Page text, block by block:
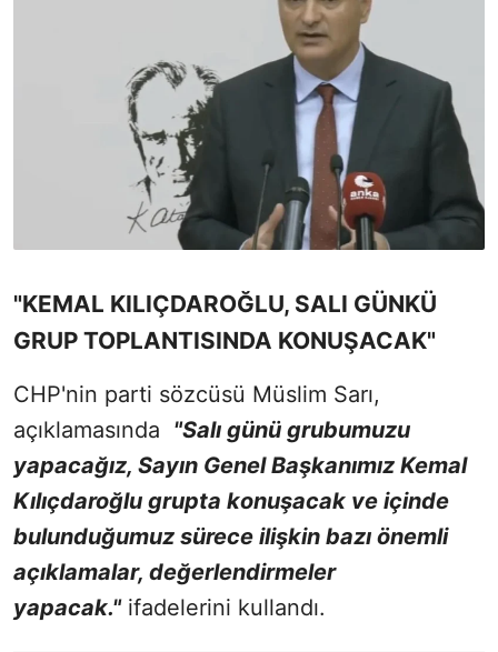
"KEMAL KILIÇDAROĞLU, SALI GÜNKÜ
GRUP TOPLANTISINDA KONUŞACAK"
CHP'nin parti sözcüsü Müslim Sarı,
açıklamasında "Salı günü grubumuzu
yapacağız, Sayın Genel Başkanımız Kemal
Kılıçdaroğlu grupta konuşacak ve içinde
bulunduğumuz sürece ilişkin bazı önemli
açıklamalar, değerlendirmeler
yapacak."ifadelerini kullandı.